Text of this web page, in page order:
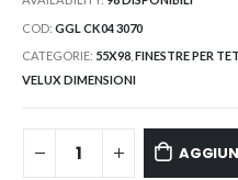
COD: GGL CK04 3070
CATEGORIE: 55X98 FINESTRE PER
VELUX DIMENSIONI